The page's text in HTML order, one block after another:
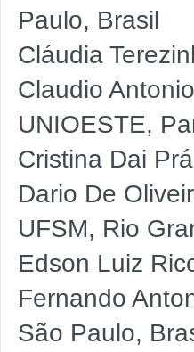
Paulo, Brasil
Cláudia
Claudio
UNIOESTE,
Cristina Dai
Dario De
UFSM, Rio
Edson Luiz
Fernando
São Paulo,